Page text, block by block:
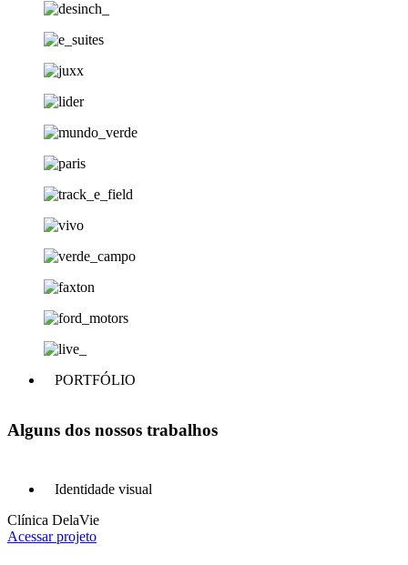
PORTFÓLIO
Alguns dos nossos trabalhos
Identidade visual
Clínica DelaVie
Acessar projeto